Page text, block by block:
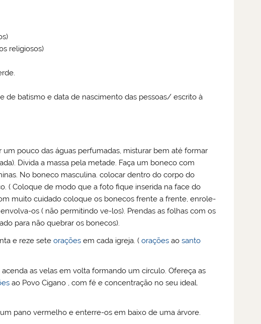
religiosos)
de batismo e data de nascimento das pessoas/ escrito à
pouco das águas perfumadas, misturar bem até formar
Divida a massa pela metade. Faça um boneco com
No boneco masculina. colocar dentro do corpo do
( Coloque de modo que a foto fique inserida na face do
muito cuidado coloque os bonecos frente a frente, enrole-
os ( não permitindo ve-los). Prendas as folhas com os
para não quebrar os bonecos).
e reze seteorações em cada igreja. (orações aosanto
as velas em volta formando um círculo. Ofereça as
ao Povo Cigano , com fé e concentração no seu ideal.
pano vermelho e enterre-os em baixo de uma árvore.